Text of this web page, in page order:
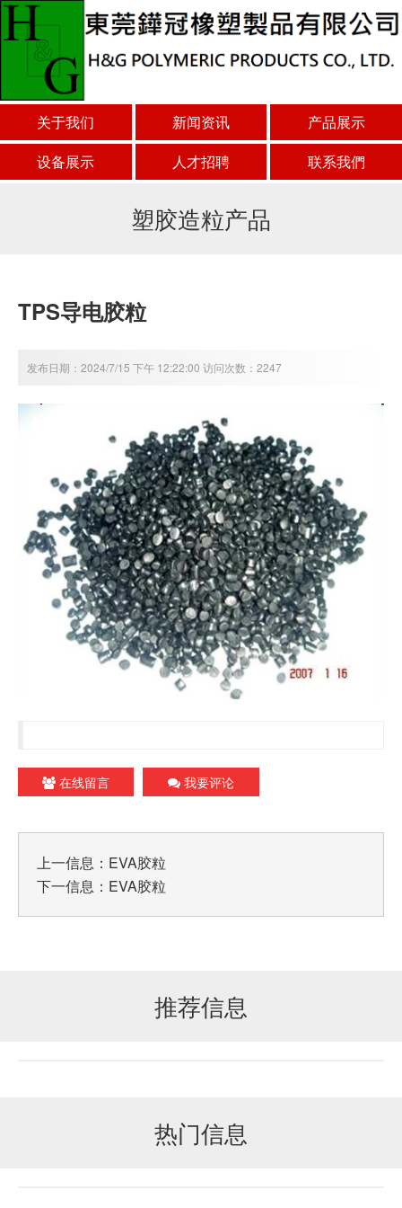
关于我们 新闻资讯
产品展示
设备展示
人才招聘 联系我們
塑胶造粒产品
TPS导电胶粒
发布日期：2024/7/15 下午 12:22:00 访问次数：2247
在线留言 我要评论
上一信息： EVA胶粒
下一信息： EVA胶粒
推荐信息
热门信息